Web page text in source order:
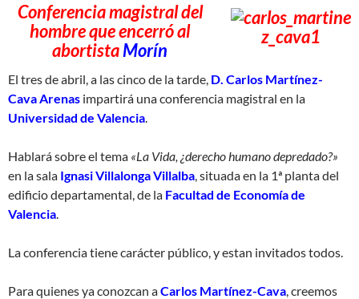
Conferencia magistral del
hombre que encerró al
abortistaMorín
El tres de abril, a las cinco de la tarde, D. Carlos Martínez-
Cava Arenas impartirá una conferencia magistral en la
Universidad de Valencia.
Hablará sobre el tema «La Vida, ¿derecho humano depredado?»
en la sala Ignasi Villalonga Villalba, situada en la 1ª planta del
edificio departamental, de la Facultad de Economía de
Valencia.
La conferencia tiene carácter público, y estan invitados todos.
Para quienes ya conozcan aCarlos Martínez-Cava, creemos